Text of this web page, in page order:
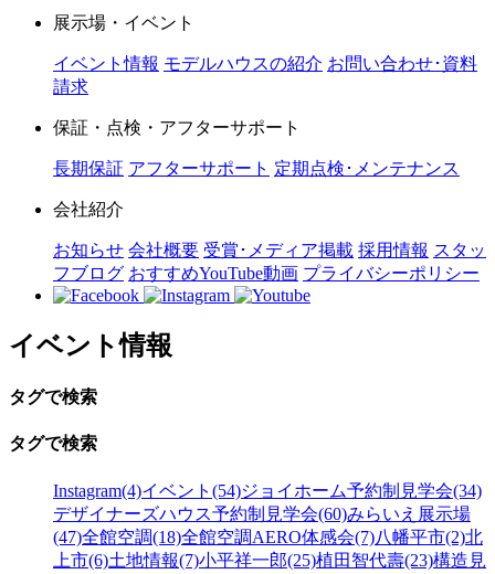
展示場・イベント
イベント情報 モデルハウスの紹介 お問い合わせ･資料
請求
保証・点検・アフターサポート
長期保証 アフターサポート 定期点検･メンテナンス
会社紹介
お知らせ 会社概要 受賞･メディア掲載 採用情報 スタッ
フブログ おすすめYouTube動画 プライバシーポリシー
イベント情報
タグで検索
タグで検索
Instagram(4)イベント(54)ジョイホーム予約制見学会(34)
デザイナーズハウス予約制見学会(60)みらいえ展示場
(47)全館空調(18)全館空調AERO体感会(7)八幡平市(2)北
上市(6)土地情報(7)小平祥一郎(25)植田智代壽(23)構造見